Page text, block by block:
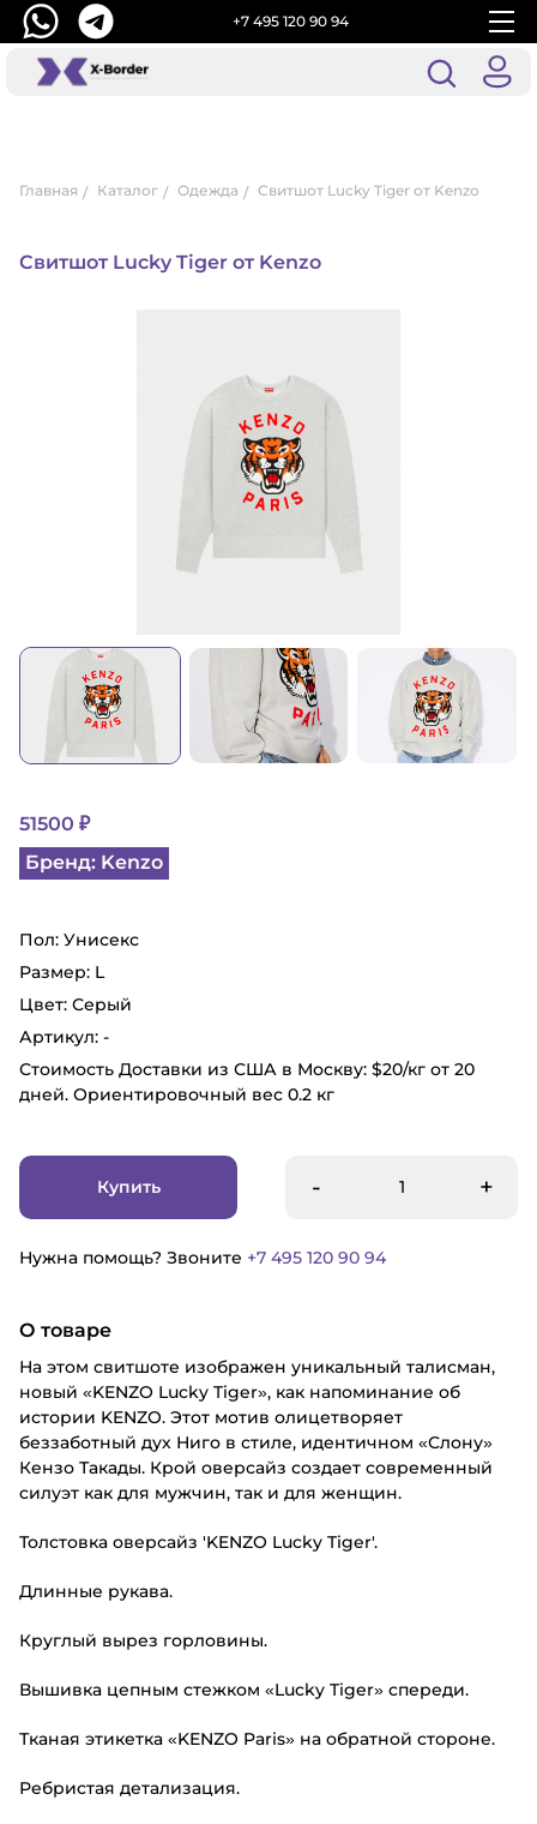
+7 495 120 90 94
Главная Каталог Одежда Свитшот Lucky Tiger от Kenzo
Свитшот Lucky Tiger от Kenzo
51500 ₽
Бренд: Kenzo
Пол: Унисекс
Размер: L
Цвет: Серый
Артикул: -
Стоимость Доставки из США в Москву: $20/кг от 20
дней. Ориентировочный вес 0.2 кг
Купить - +
Нужна помощь? Звоните +7 495 120 90 94
О товаре
На этом свитшоте изображен уникальный талисман,
новый «KENZO Lucky Tiger», как напоминание об
истории KENZO. Этот мотив олицетворяет
беззаботный дух Ниго в стиле, идентичном «Слону»
Кензо Такады. Крой оверсайз создает современный
силуэт как для мужчин, так и для женщин.
Толстовка оверсайз 'KENZO Lucky Tiger'.
Длинные рукава.
Круглый вырез горловины.
Вышивка цепным стежком «Lucky Tiger» спереди.
Тканая этикетка «KENZO Paris» на обратной стороне.
Ребристая детализация.